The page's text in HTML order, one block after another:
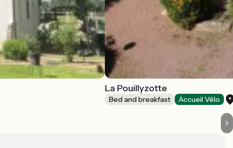
La Pouillyzotte
Bed and breakfast Accueil Vélo